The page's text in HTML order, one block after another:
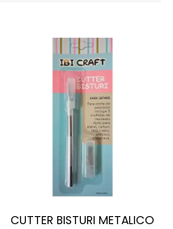
CUTTER BISTURI METALICO